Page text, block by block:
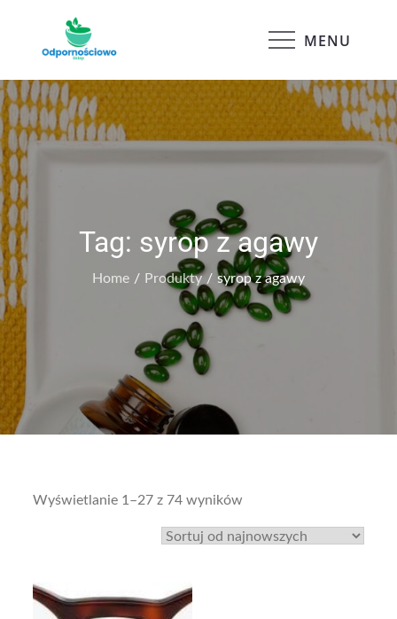
Odpornościowo MENU
Tag: syrop z agawy
Home Produkty syrop z agawy
Wyświetlanie 1–27 z 74 wyników
by
latest